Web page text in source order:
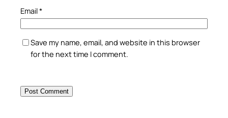
Email*
Save my name, email, and website in this browser
for the next time I comment.